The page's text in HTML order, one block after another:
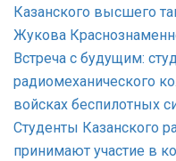
Казанского высшего
Жукова
Встреча с будущим:
радиомеханического
войсках беспилотных
Студенты Казанского
принимают участие в